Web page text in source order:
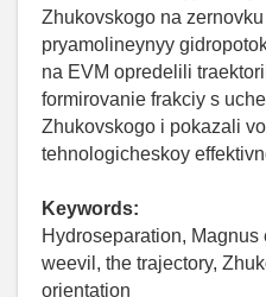
Zhukovskogo na
pryamolineynyy
na EVM opredelili
formirovanie frakciy s
Zhukovskogo i pokazali
tehnologicheskoy
Keywords:
Hydroseparation,
weevil, the trajectory,
orientation